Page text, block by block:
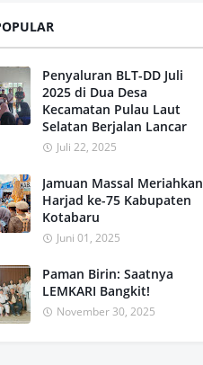
Penyaluran BLT-DD Juli
2025 di Dua Desa
Kecamatan Pulau Laut
Selatan Berjalan Lancar
Juli 22, 2025
Jamuan Massal Meriahkan
Harjad ke-75 Kabupaten
Kotabaru
Juni 01, 2025
Paman Birin: Saatnya
LEMKARI Bangkit!
November 30, 2025